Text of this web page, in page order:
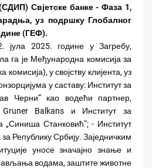
Свјетске банке - Фаза 1,
уз подршку Глобалног
(ГЕФ).
јула 2025. године у Загребу,
га је Међународна комисија за
комисија), у својству клијента, уз
у саставу: Институт за
Черни“ као водећи партнер,
Balkans и Институт за
Станковић“; - Институт
Републику Србију. Заједничким
уносе значајно знање и
водама, заштите животне